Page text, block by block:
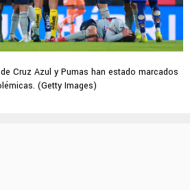
Cruz Azul y Pumas han estado marcados
(Getty Images)